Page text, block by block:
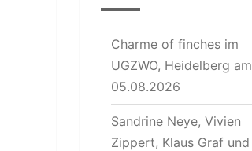
Charme of finches im
UGZWO, Heidelberg am
05.08.2026
Sandrine Neye, Vivien
Zippert, Klaus Graf und